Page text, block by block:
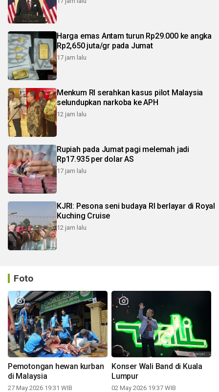
Harga emas Antam turun Rp29.000 ke angka
Rp2,650 juta/gr pada Jumat
17 jam lalu
Menkum RI serahkan kasus pilot Malaysia
selundupkan narkoba ke APH
12 jam lalu
Rupiah pada Jumat pagi melemah jadi
Rp17.935 per dolar AS
17 jam lalu
KJRI: Pesona seni budaya RI berlayar di Royal
Kuching Cruise
12 jam lalu
Foto
Pemotongan hewan kurban
di Malaysia
27 May 2026 19:31 WIB
Konser Wali Band di Kuala
Lumpur
02 May 2026 19:37 WIB